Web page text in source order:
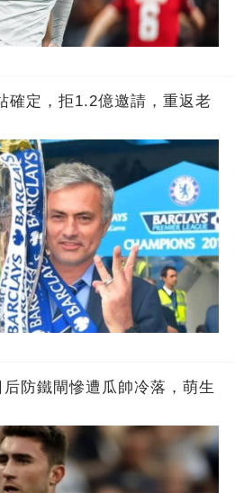
確定，拒1.2億邀請，重返老
防鐵閘慘遭瓜帥冷落，萌生